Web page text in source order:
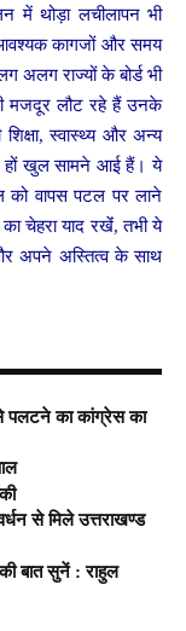
में थोड़ा लचीलापन भी
आवश्यक कागजों और समय
अलग राज्यों के बोर्ड भी
मजदूर लौट रहे हैं उनके
स्वास्थ्य और अन्य
हों खुल सामने आई हैं। ये
को वापस पटल पर लाने
चेहरा याद रखेंं, तभी ये
अपने अस्तित्व के साथ
पलटने का कांग्रेस का
से मिले उत्तराखण्ड
बात सुनें : राहुल